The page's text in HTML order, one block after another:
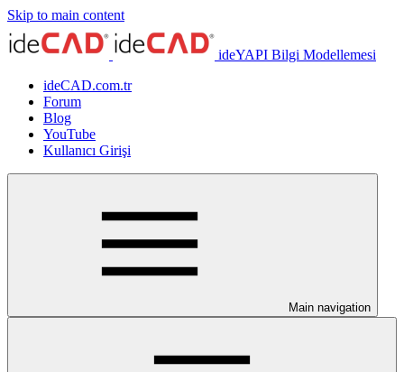
Skip to main content
ideYAPI Bilgi Modellemesi
ideCAD.com.tr
Forum
Blog
YouTube
Kullanıcı Girişi
Main navigation